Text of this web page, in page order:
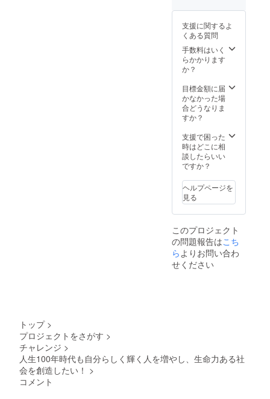
ング戦
おかざ
きなな
PDF /男
磨き失
敗しな
選び
PDF /恋
も仕事
も手に
女性の
成功法
則） ・
お好き
本！
（ご視
聴URL
をメー
付） お
好きな
動画を1
本お選
びくだ
愛と美
生と性
ル ・ス
ジュー
ルにつ
いては
要相
談。
4月26日
～2024
年12月
末ま
支援に関するよ
くある質問
手数料はいく
らかかります
か？
目標金額に届
かなかった場
合どうなりま
すか？
支援で困った
時はどこに相
談したらいい
ですか？
ヘルプページを
見る
このプロジェクト
の問題報告はこち
ら よりお問い合わ
せください
トップ >
プロジェクトをさがす >
チャレンジ >
人生100年時代も自分らしく輝く人を増やし、生命力ある社
会を創造したい！ >
コメント